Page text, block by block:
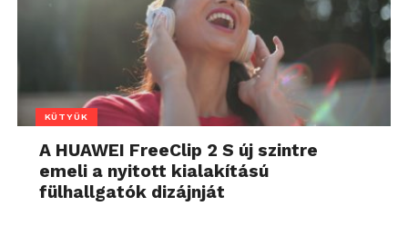
KÜTYÜK
A HUAWEI FreeClip 2 S új szintre
emeli a nyitott kialakítású
fülhallgatók dizájnját